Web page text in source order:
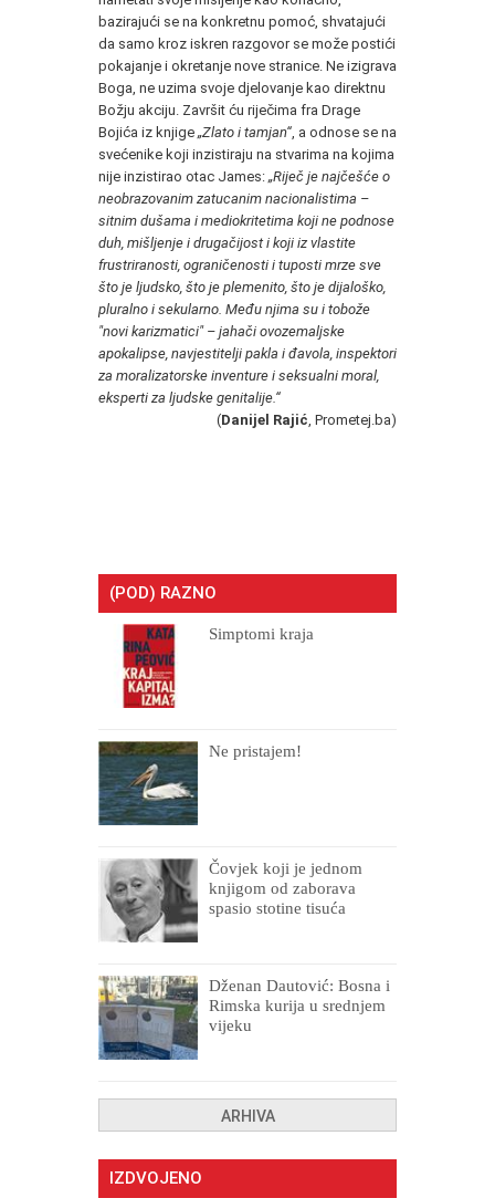
bazirajući se na konkretnu pomoć, shvatajući
da samo kroz iskren razgovor se može postići
pokajanje i okretanje nove stranice. Ne izigrava
Boga, ne uzima svoje djelovanje kao direktnu
Božju akciju. Završit ću riječima fra Drage
Bojića iz knjige „Zlato i tamjan“ , a odnose se na
svećenike koji inzistiraju na stvarima na kojima
nije inzistirao otac James: „Riječ je najčešće o
neobrazovanim zatucanim nacionalistima –
sitnim dušama i mediokritetima koji ne podnose
duh, mišljenje i drugačijost i koji iz vlastite
frustriranosti, ograničenosti i tuposti mrze sve
što je ljudsko, što je plemenito, što je dijaloško,
pluralno i sekularno. Među njima su i tobože
"novi karizmatici" – jahači ovozemaljske
apokalipse, navjestitelji pakla i đavola, inspektori
za moralizatorske inventure i seksualni moral,
eksperti za ljudske genitalije.“
(Danijel Rajić , Prometej.ba)
(POD) RAZNO
Simptomi kraja
Ne pristajem!
Čovjek koji je jednom
knjigom od zaborava
spasio stotine tisuća
Dženan Dautović: Bosna i
Rimska kurija u srednjem
vijeku
ARHIVA
IZDVOJENO